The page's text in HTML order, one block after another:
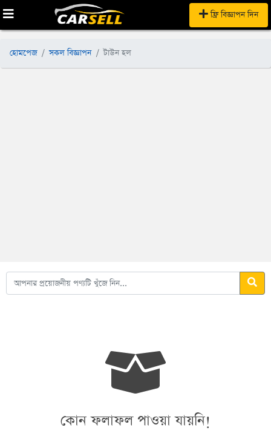
ফ্রি বিজ্ঞাপন দিন
হোমপেজ সকল বিজ্ঞাপন টাউন হল
কোন ফলাফল পাওয়া যায়নি!